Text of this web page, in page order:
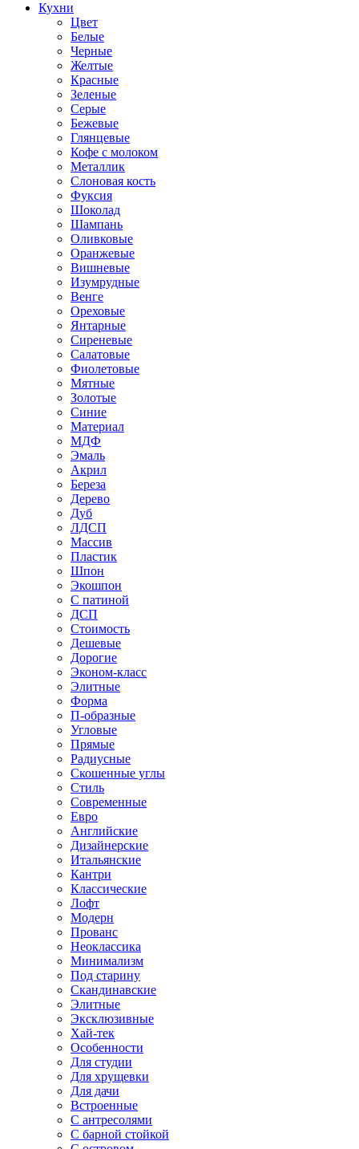
Кухни
Цвет
Белые
Черные
Желтые
Красные
Зеленые
Серые
Бежевые
Глянцевые
Кофе с молоком
Металлик
Слоновая кость
Фуксия
Шоколад
Шампань
Оливковые
Оранжевые
Вишневые
Изумрудные
Венге
Ореховые
Янтарные
Сиреневые
Салатовые
Фиолетовые
Мятные
Золотые
Синие
Материал
МДФ
Эмаль
Акрил
Береза
Дерево
Дуб
ЛДСП
Массив
Пластик
Шпон
Экошпон
С патиной
ДСП
Стоимость
Дешевые
Дорогие
Эконом-класс
Элитные
Форма
П-образные
Угловые
Прямые
Радиусные
Скошенные углы
Стиль
Современные
Евро
Английские
Дизайнерские
Итальянские
Кантри
Классические
Лофт
Модерн
Прованс
Неоклассика
Минимализм
Под старину
Скандинавские
Элитные
Эксклюзивные
Хай-тек
Особенности
Для студии
Для хрущевки
Для дачи
Встроенные
С антресолями
С барной стойкой